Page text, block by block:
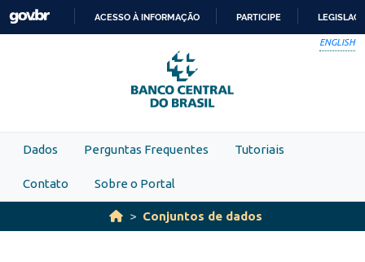
Skip to main content
PARA
O
CONTEÚDO
ACESSO À INFORMAÇÃO PARTICIPE
ENGLISH
Dados Perguntas Frequentes Tutoriais
Contato Sobre o Portal
Conjuntos de dados